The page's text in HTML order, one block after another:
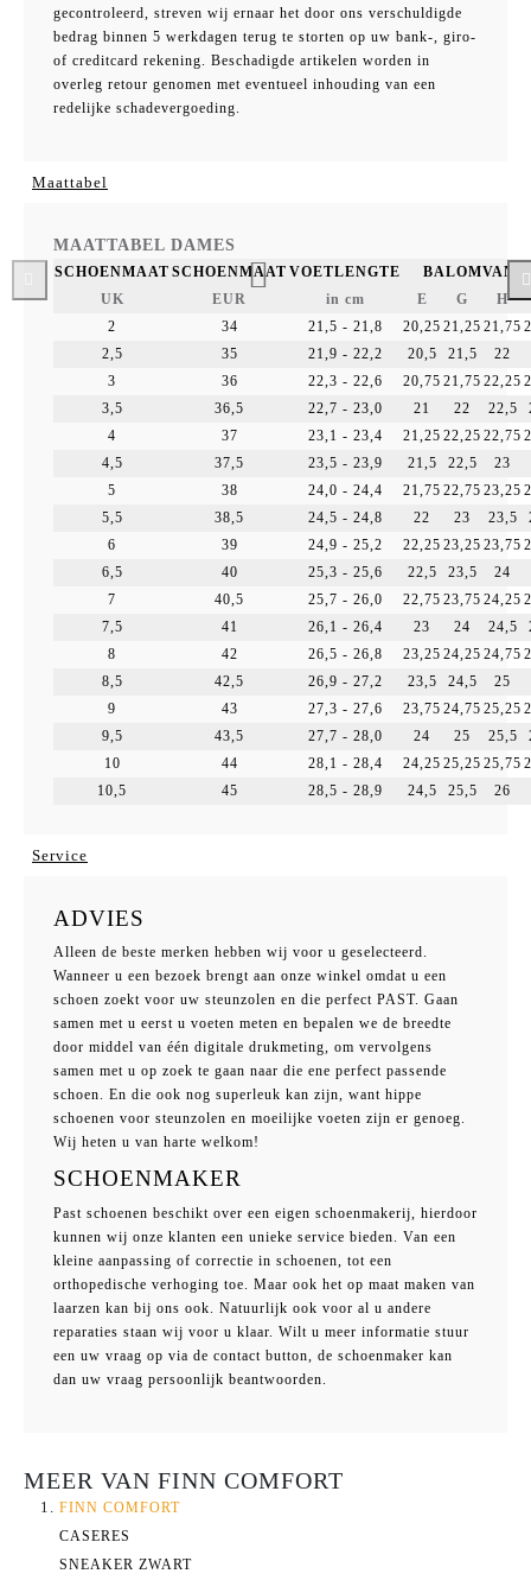
gecontroleerd, streven wij ernaar het door ons verschuldigde
bedrag binnen 5 werkdagen terug te storten op uw bank-, giro-
of creditcard rekening. Beschadigde artikelen worden in
overleg retour genomen met eventueel inhouding van een
redelijke schadevergoeding.
Maattabel
MAATTABEL DAMES
SCHOENMAAT SCHOENMAAT VOETLENGTE
UK
EUR in cm E G
H
2
34 21,5 - 21,8 20,25 21,25 21,75
2,5
35 21,9 - 22,2 20,5 21,5
22
3
36 22,3 - 22,6 20,75 21,75 22,25
3,5
36,5 22,7 - 23,0 21 22 22,5
4
37 23,1 - 23,4 21,25 22,25 22,75
4,5
37,5 23,5 - 23,9 21,5 22,5
23
5
38 24,0 - 24,4 21,75 22,75 23,25
5,5
38,5 24,5 - 24,8 22 23 23,5
6
39 24,9 - 25,2 22,25 23,25 23,75
6,5
40 25,3 - 25,6 22,5 23,5
24
7
40,5 25,7 - 26,0 22,75 23,75 24,25
7,5
41 26,1 - 26,4 23 24 24,5
8
42 26,5 - 26,8 23,25 24,25 24,75
8,5
42,5 26,9 - 27,2 23,5 24,5
25
9
43 27,3 - 27,6 23,75 24,75 25,25
9,5
43,5 27,7 - 28,0 24 25 25,5
10
44 28,1 - 28,4 24,25 25,25 25,75
10,5
45 28,5 - 28,9 24,5 25,5 26
Service
ADVIES
Alleen de beste merken hebben wij voor u geselecteerd.
Wanneer u een bezoek brengt aan onze winkel omdat u een
schoen zoekt voor uw steunzolen en die perfect PAST. Gaan
samen met u eerst u voeten meten en bepalen we de breedte
door middel van één digitale drukmeting, om vervolgens
samen met u op zoek te gaan naar die ene perfect passende
schoen. En die ook nog superleuk kan zijn, want hippe
schoenen voor steunzolen en moeilijke voeten zijn er genoeg.
Wij heten u van harte welkom!
SCHOENMAKER
Past schoenen beschikt over een eigen schoenmakerij, hierdoor
kunnen wij onze klanten een unieke service bieden. Van een
kleine aanpassing of correctie in schoenen, tot een
orthopedische verhoging toe. Maar ook het op maat maken van
laarzen kan bij ons ook. Natuurlijk ook voor al u andere
reparaties staan wij voor u klaar. Wilt u meer informatie stuur
een uw vraag op via de contact button, de schoenmaker kan
dan uw vraag persoonlijk beantwoorden.
MEER VAN FINN COMFORT
FINN COMFORT
CASERES
SNEAKER ZWART